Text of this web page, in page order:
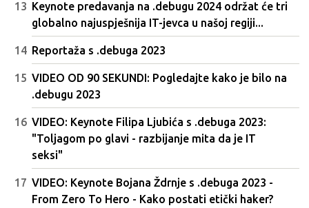
Keynote predavanja na .debugu 2024 održat će tri
globalno najuspješnija IT-jevca u našoj regiji...
Reportaža s .debuga 2023
VIDEO OD 90 SEKUNDI: Pogledajte kako je bilo na
.debugu 2023
VIDEO: Keynote Filipa Ljubića s .debuga 2023:
"Toljagom po glavi - razbijanje mita da je IT
seksi"
VIDEO: Keynote Bojana Ždrnje s .debuga 2023 -
From Zero To Hero - Kako postati etički haker?